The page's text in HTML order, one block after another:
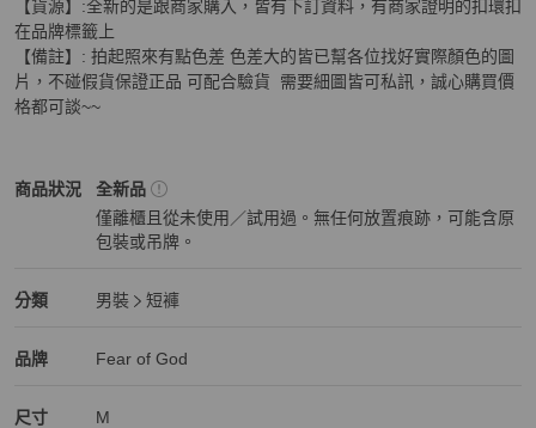
【貨源】:全新的是跟商家購入，皆有下訂資料，有商家證明的扣環扣
在品牌標籤上
【備註】: 拍起照來有點色差 色差大的皆已幫各位找好實際顏色的圖
片，不碰假貨保證正品 可配合驗貨  需要細圖皆可私訊，誠心購買價
格都可談~~
商品狀況
Fear of God男裝商品狀態與細節
全新品
僅離櫃且從未使用／試用過。無任何放置痕跡，可能含原
包裝或吊牌。
分類
Fear of God男裝分類資訊
男裝
短褲
品牌
Fear of God精品男裝品牌介紹
Fear of God
Fear of God推薦清單
尺寸 M